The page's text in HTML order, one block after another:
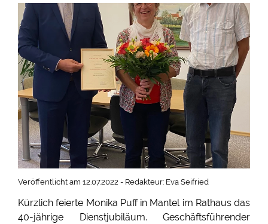
Veröffentlicht am 12.07.2022 - Redakteur: Eva Seifried
Kürzlich feierte Monika Puff in Mantel im Rathaus das
40-jährige Dienstjubiläum. Geschäftsführender